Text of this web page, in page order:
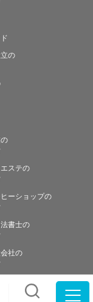
の
ステの
ーショップの
書士の
社の